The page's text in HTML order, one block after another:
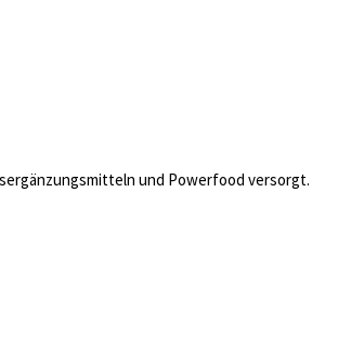
und Powerfood versorgt.